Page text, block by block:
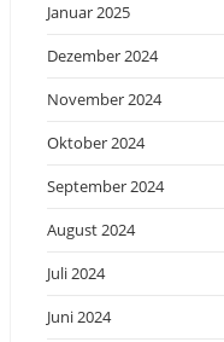
Januar 2025
Dezember 2024
November 2024
Oktober 2024
September 2024
August 2024
Juli 2024
Juni 2024